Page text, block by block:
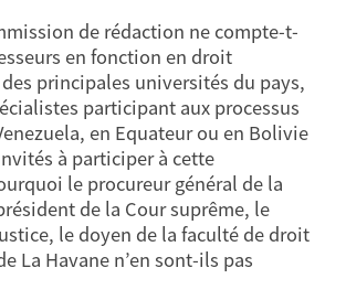
de rédaction ne compte-t-
en fonction en droit
principales universités du pays,
participant aux processus
en Equateur ou en Bolivie
à participer à cette
le procureur général de la
de la Cour suprême, le
le doyen de la faculté de droit
La Havane n’en sont-ils pas